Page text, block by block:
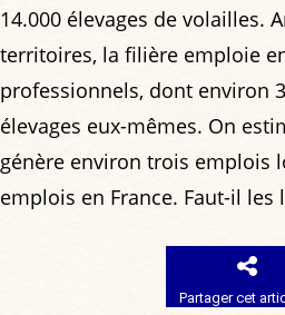
14.000 élevages de volailles.
territoires, la filière emploie
professionnels, dont environ
élevages eux-mêmes. On
génère environ trois emplois
emplois en France. Faut-il les
Partager cet